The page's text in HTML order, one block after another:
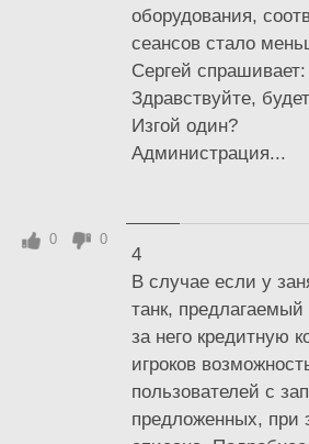
оборудования,
сеансов стало
Сергей спрашивает:
Здравствуйте,
Изгой один?
Администрация...
4
В случае если у
танк, предлагаемый
за него кредитную
игроков
пользователей с
предложенных, при
0 0